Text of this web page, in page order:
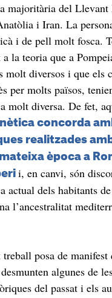
majoritària del
i Iran. La
i de pell molt fosca.
la teoria que a
molt diversos i que els
per molts països,
molt diversa. De fet,
concorda
realitzades
època a
i, en canvi, són
actual dels habitants
l’ancestralitat
posa de manifest
algunes de
del passat i els